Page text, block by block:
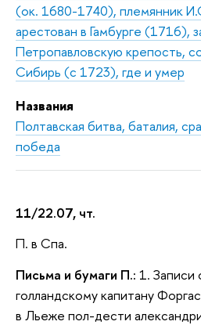
(ок. 1680-1740), племянник
арестован в Гамбурге (1716),
Петропавловскую крепость,
Сибирь (с 1723), где и умер
Названия
Полтавская битва, баталия,
победа
11/22.07, чт.
П. в Спа.
Письма и бумаги П.: 1. Записи
голландскому капитану
в Льеже пол-дести